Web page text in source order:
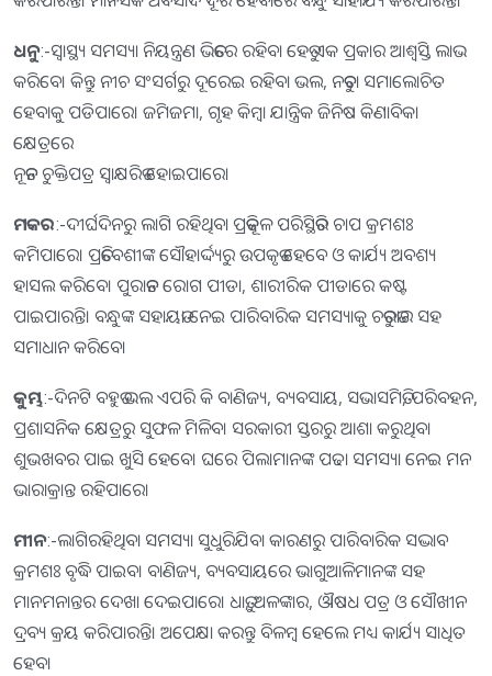
ଧନୁ:-ସ୍ବାସ୍ଥ୍ୟ ସମସ୍ୟା ନିୟନ୍ତ୍ରଣ ଭିତରେ ରହିବା ହେତୁ ଏକ ପ୍ରକାର ଆଶ୍ୱସ୍ତି ଲାଭ
କରିବେ। କିନ୍ତୁ ନୀଚ ସଂସର୍ଗରୁ ଦୂରେଇ ରହିବା ଭଲ, ନତୁବା ସମାଲୋଚିତ
ହେବାକୁ ପଡିପାରେ। ଜମିଜମା, ଗୃହ କିମ୍ବା ଯାନ୍ତ୍ରିକ ଜିନିଷ କିଣାବିକା
କ୍ଷେତ୍ରରେ
ନୂତନ ଚୁକ୍ତିପତ୍ର ସ୍ବାକ୍ଷରିତ ହୋଇପାରେ।
ମକର:-ଦୀର୍ଘଦିନରୁ ଲାଗି ରହିଥିବା ପ୍ରତିକୂଳ ପରିସ୍ଥିତିର ଚାପ କ୍ରମଶଃ
କମିପାରେ। ପ୍ରତିବେଶୀଙ୍କ ସୌହାର୍ଦ୍ଦ୍ୟରୁ ଉପକୃତ ହେବେ ଓ କାର୍ଯ୍ୟ ଅବଶ୍ୟ
ହାସଲ କରିବେ। ପୁରାତନ ରୋଗ ପୀଡା, ଶାରୀରିକ ପୀଡାରେ କଷ୍ଟ
ପାଇପାରନ୍ତି। ବନ୍ଧୁଙ୍କ ସହାୟତା ନେଇ ପାରିବାରିକ ସମସ୍ୟାକୁ ଚତୁରତାର ସହ
ସମାଧାନ କରିବେ।
କୁମ୍ଭ:-ଦିନଟି ବହୁତ ଭଲ ଏପରି କି ବାଣିଜ୍ୟ, ବ୍ୟବସାୟ, ସଭାସମିତି, ପରିବହନ,
ପ୍ରଶାସନିକ କ୍ଷେତ୍ରରୁ ସୁଫଳ ମିଳିବ। ସରକାରୀ ସ୍ତରରୁ ଆଶା କରୁଥିବା
ଶୁଭଖବର ପାଇ ଖୁସି ହେବେ। ଘରେ ପିଲାମାନଙ୍କ ପଢା ସମସ୍ୟା ନେଇ ମନ
ଭାରାକ୍ରାନ୍ତ ରହିପାରେ।
ମୀନ:-ଲାଗିରହିଥିବା ସମସ୍ୟା ସୁଧୁରିଯିବା କାରଣରୁ ପାରିବାରିକ ସଦ୍ଭାବ
କ୍ରମଶଃ ବୃଦ୍ଧି ପାଇବ। ବାଣିଜ୍ୟ, ବ୍ୟବସାୟରେ ଭାଗୁଆଳିମାନଙ୍କ ସହ
ମାନମନାନ୍ତର ଦେଖା ଦେଇପାରେ। ଧାତୁ, ଅଳଙ୍କାର, ଔଷଧ ପତ୍ର ଓ ସୌଖୀନ
ଦ୍ରବ୍ୟ କ୍ରୟ କରିପାରନ୍ତି। ଅପେକ୍ଷା କରନ୍ତୁ ବିଳମ୍ବ ହେଲେ ମଧ୍ୟ କାର୍ଯ୍ୟ ସାଧିତ
ହେବ।